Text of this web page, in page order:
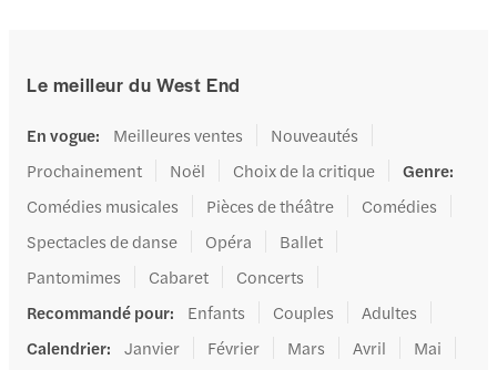
Le meilleur du West End
En vogue: Meilleures ventes
Nouveautés
Prochainement
Noël Choix de la critique Genre:
Comédies musicales
Pièces de théâtre
Comédies
Spectacles de danse
Opéra
Ballet
Pantomimes
Cabaret
Concerts
Recommandé pour: Enfants Couples
Adultes
Calendrier: Janvier Février Mars Avril
Mai